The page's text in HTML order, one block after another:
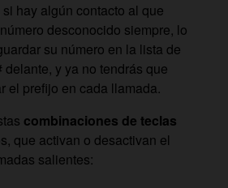
hay algún contacto al que
desconocido siempre, lo
su número en la lista de
y ya no tendrás que
el prefijo en cada llamada.
combinaciones de teclas
que activan o desactivan el
salientes: